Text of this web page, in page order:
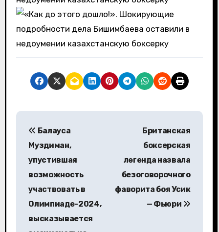
Н
Балауса
Муздиман,
упустившая
возможность
участвовать в
Олимпиаде-2024,
высказывается
Британская
боксерская
легенда назвала
безоговорочного
фаворита боя Усик
— Фьюри